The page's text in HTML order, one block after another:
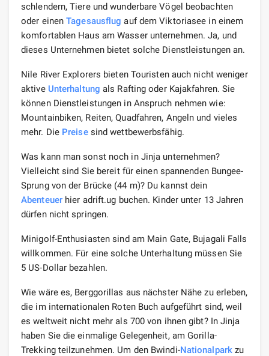
schlendern, Tiere und wunderbare Vögel beobachten
oder einenTagesausflug auf dem Viktoriasee in einem
komfortablen Haus am Wasser unternehmen. Ja, und
dieses Unternehmen bietet solche Dienstleistungen an.
Nile River Explorers bieten Touristen auch nicht weniger
aktive Unterhaltung als Rafting oder Kajakfahren. Sie
können Dienstleistungen in Anspruch nehmen wie:
Mountainbiken, Reiten, Quadfahren, Angeln und vieles
mehr. Die Preisesind wettbewerbsfähig.
Was kann man sonst noch in Jinja unternehmen?
Vielleicht sind Sie bereit für einen spannenden Bungee-
Sprung von der Brücke (44 m)? Du kannst dein
Abenteuerhier adrift.ug buchen. Kinder unter 13 Jahren
dürfen nicht springen.
Minigolf-Enthusiasten sind am Main Gate, Bujagali Falls
willkommen. Für eine solche Unterhaltung müssen Sie
5 US-Dollar bezahlen.
Wie wäre es, Berggorillas aus nächster Nähe zu erleben,
die im internationalen Roten Buch aufgeführt sind, weil
es weltweit nicht mehr als 700 von ihnen gibt? In Jinja
haben Sie die einmalige Gelegenheit, am Gorilla-
Trekking teilzunehmen. Um den Bwindi-Nationalparkzu